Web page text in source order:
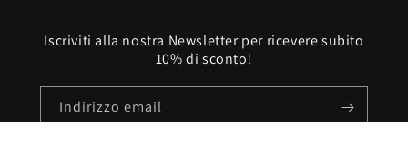
Iscriviti alla nostra Newsletter per ricevere subito
10% di sconto!
Indirizzo email